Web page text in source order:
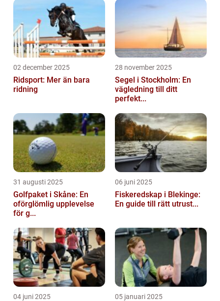
02 december 2025
Ridsport: Mer än bara
ridning
28 november 2025
Segel i Stockholm: En
vägledning till ditt
perfekt...
31 augusti 2025
Golfpaket i Skåne: En
oförglömlig upplevelse
för g...
06 juni 2025
Fiskeredskap i Blekinge:
En guide till rätt utrust...
04 juni 2025 05 januari 2025